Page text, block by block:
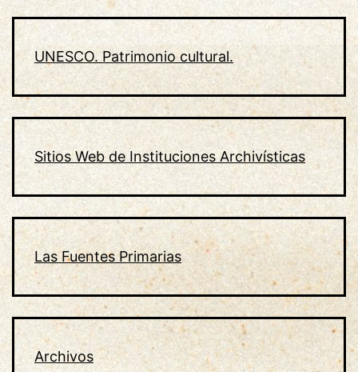
UNESCO. Patrimonio cultural.
Sitios Web de Instituciones Archivísticas
Las Fuentes Primarias
Archivos